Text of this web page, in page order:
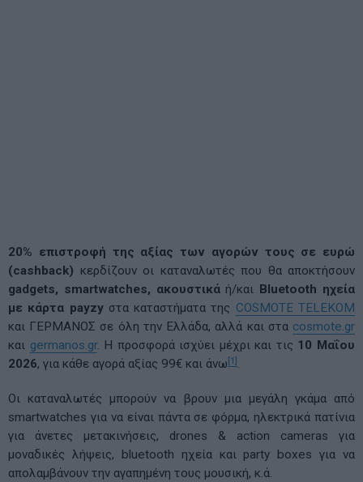
20% επιστροφή της αξίας των αγορών τους σε ευρώ
(cashback) κερδίζουν οι καταναλωτές που θα αποκτήσουν
gadgets, smartwatches, ακουστικά ή/και Bluetooth ηχεία
με κάρτα payzyστα καταστήματα της COSMOTE TELEKOM
και ΓΕΡΜΑΝΟΣ σε όλη την Ελλάδα, αλλά και στα cosmote.gr
και germanos.gr. Η προσφορά ισχύει μέχρι και τις 10 Μαΐου
2026, για κάθε αγορά αξίας 99€ και άνω[1].
Οι καταναλωτές μπορούν να βρουν μια μεγάλη γκάμα από
smartwatches για να είναι πάντα σε φόρμα, ηλεκτρικά πατίνια
για άνετες μετακινήσεις, drones & action cameras για
μοναδικές λήψεις, bluetooth ηχεία και party boxes για να
απολαμβάνουν την αγαπημένη τους μουσική, κ.ά.